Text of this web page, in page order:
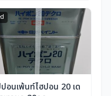
out มือสอง KC454
อนเพ้นท์ไฮปอน 20 เด